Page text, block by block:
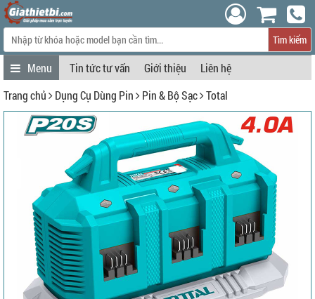
Tìm kiếm
Tin tức tư vấn Giới thiệu
Liên hệ
Trang chủ
Dụng Cụ Dùng Pin Pin & Bộ Sạc Total